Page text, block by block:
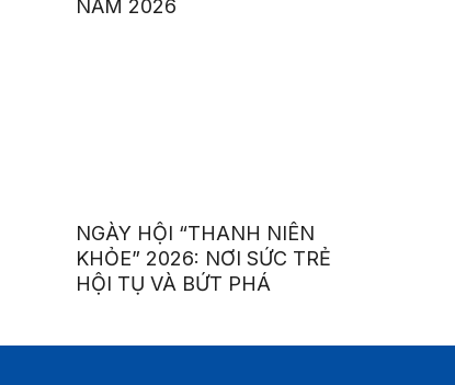
NĂM 2026
NGÀY HỘI “THANH NIÊN
KHỎE” 2026: NƠI SỨC TRẺ
HỘI TỤ VÀ BỨT PHÁ